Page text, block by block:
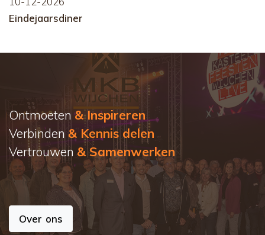
Eindejaarsdiner
Ontmoeten & Inspireren
Verbinden & Kennis delen
Vertrouwen & Samenwerken
Over ons